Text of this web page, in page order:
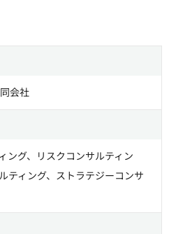
会社
ング、リスクコンサルティン
ティング、ストラテジーコンサ